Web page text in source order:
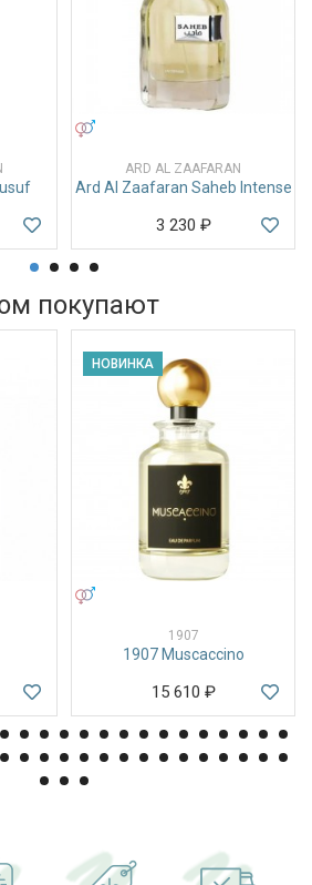
ARD AL ZAAFARAN
Ard Al Zaafaran Saheb Intense
3 230 ₽
покупают
НОВИНКА
1907
1907 Muscaccino
15 610 ₽